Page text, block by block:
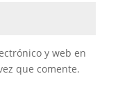
y web en
que comente.